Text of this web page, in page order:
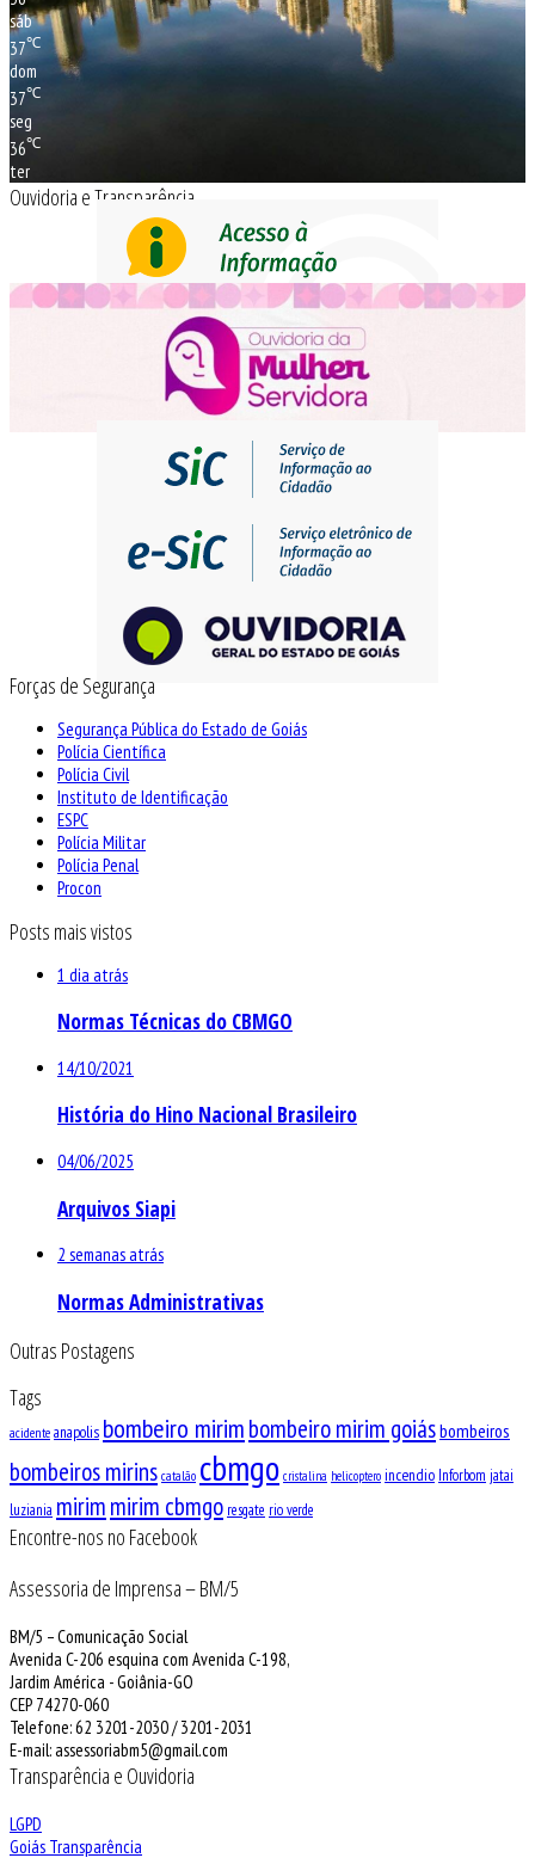
sáb
37℃
dom
37℃
seg
36℃
ter
Ouvidoria e Transparência
Forças de Segurança
Segurança Pública do Estado de Goiás
Polícia Científica
Polícia Civil
Instituto de Identificação
ESPC
Polícia Militar
Polícia Penal
Procon
Posts mais vistos
1 dia atrás
Normas Técnicas do CBMGO
14/10/2021
História do Hino Nacional Brasileiro
04/06/2025
Arquivos Siapi
2 semanas atrás
Normas Administrativas
Outras Postagens
Tags
acidente anapolis bombeiro mirimbombeiro mirim goiásbombeiros
bombeiros mirins catalão cbmgo cristalina helicoptero incendio Inforbom jatai
luziania mirimmirim cbmgo resgate rio verde
Encontre-nos no Facebook
Assessoria de Imprensa – BM/5
BM/5 – Comunicação Social
Avenida C-206 esquina com Avenida C-198,
Jardim América - Goiânia-GO
CEP 74270-060
Telefone: 62 3201-2030 / 3201-2031
E-mail: assessoriabm5@gmail.com
Transparência e Ouvidoria
LGPD
Goiás Transparência